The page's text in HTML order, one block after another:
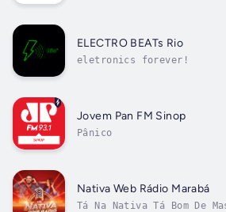
ELECTRO BEATs Rio
eletronics forever!
Jovem Pan FM Sinop
Pânico
Nativa Web Rádio Marabá
Tá Na Nativa Tá Bom De